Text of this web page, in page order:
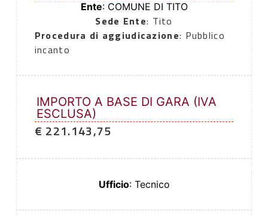
Ente: COMUNE DI TITO
Sede Ente: Tito
Procedura di aggiudicazione: Pubblico
incanto
IMPORTO A BASE DI GARA (IVA
ESCLUSA)
€ 221.143,75
Ufficio: Tecnico